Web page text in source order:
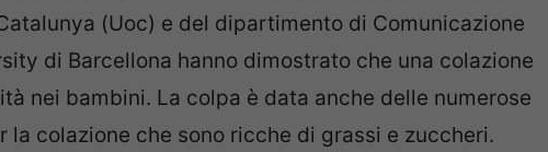
(Uoc) e del dipartimento di Comunicazione
di Barcellona hanno dimostrato che una colazione
nei bambini. La colpa è data anche delle numerose
colazione che sono ricche di grassi e zuccheri.